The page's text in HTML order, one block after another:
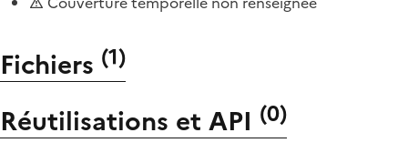
Fichiers (1)
Réutilisations et API (0)